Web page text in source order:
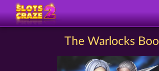
The Warlocks